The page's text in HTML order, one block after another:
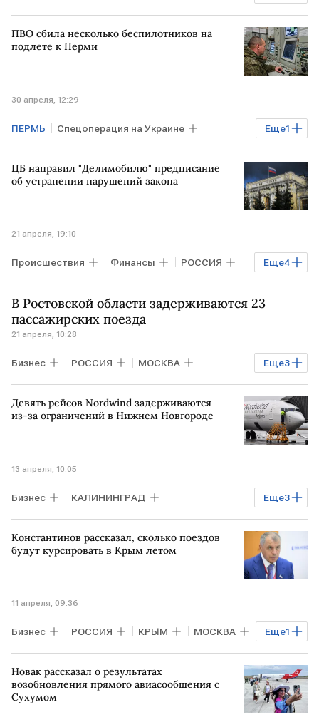
ЕКАТЕРИНБУРГ Иркутск КАЗАНЬ
ПВО сбила несколько беспилотников на
подлете к Перми
30 апреля, 12:29
Еще1
ПЕРМЬ Спецоперация на Украине
Пермский край
ЦБ направил "Делимобилю" предписание
об устранении нарушений закона
21 апреля, 19:10
Еще4
Происшествия Финансы РОССИЯ
МОСКВА САНКТ-ПЕТЕРБУРГ
В Ростовской области задерживаются 23
пассажирских поезда
21 апреля, 10:28
Еще3
Бизнес РОССИЯ МОСКВА
НОВОРОССИЙСК САНКТ-ПЕТЕРБУРГ
Федеральная пассажирская компания
Девять рейсов Nordwind задерживаются
из-за ограничений в Нижнем Новгороде
13 апреля, 10:05
Еще3
Бизнес КАЛИНИНГРАД
НИЖНИЙ НОВГОРОД МОСКВА
Nordwind
Константинов рассказал, сколько поездов
будут курсировать в Крым летом
11 апреля, 09:36
Еще1
Бизнес РОССИЯ КРЫМ МОСКВА
САНКТ-ПЕТЕРБУРГ
Новак рассказал о результатах
возобновления прямого авиасообщения с
Сухумом